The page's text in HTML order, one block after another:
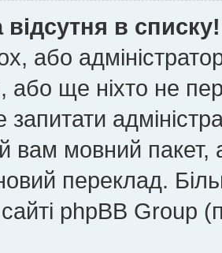
в списку!
або
або ще ніхто не
вам мовний
переклад.
phpBB Group